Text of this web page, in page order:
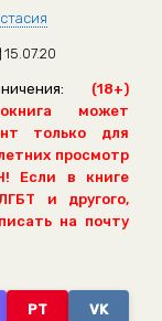
15.07.20
(18+)
может
только для
просмотр
Если в книге
и другого,
на почту
PT VK